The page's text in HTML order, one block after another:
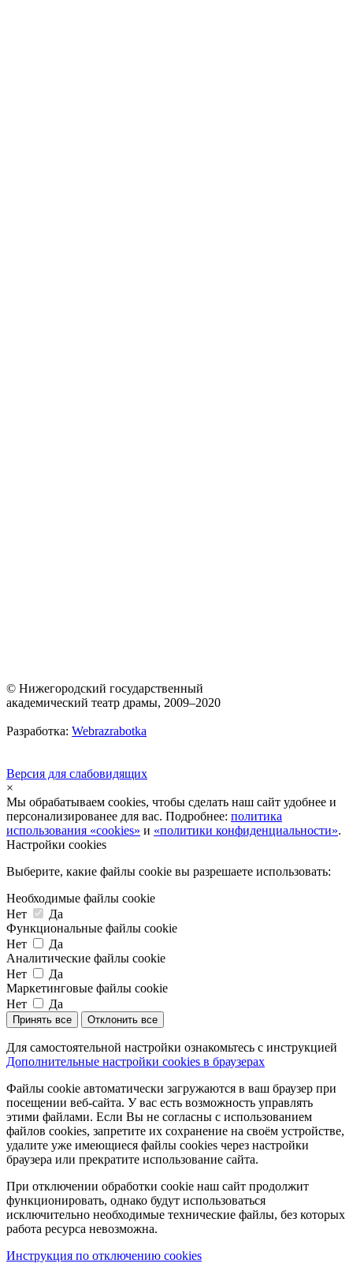
© Нижегородский государственный
академический театр драмы, 2009–2020
Разработка: Webrazrabotka
Версия для слабовидящих
×
Мы обрабатываем cookies, чтобы сделать наш сайт удобнее и
персонализированее для вас. Подробнее: политика
использования «cookies» и «политики конфиденциальности».
Настройки cookies
Выберите, какие файлы cookie вы разрешаете использовать:
Необходимые файлы cookie
Нет
Да
Функциональные файлы cookie
Нет
Да
Аналитические файлы cookie
Нет
Да
Маркетинговые файлы cookie
Нет
Да
Принять все Отклонить все
Для самостоятельной настройки ознакомьтесь с инструкцией
Дополнительные настройки cookies в браузерах
Файлы cookie автоматически загружаются в ваш браузер при
посещении веб-сайта. У вас есть возможность управлять
этими файлами. Если Вы не согласны с использованием
файлов cookies, запретите их сохранение на своём устройстве,
удалите уже имеющиеся файлы cookies через настройки
браузера или прекратите использование сайта.
При отключении обработки cookie наш сайт продолжит
функционировать, однако будут использоваться
исключительно необходимые технические файлы, без которых
работа ресурса невозможна.
Инструкция по отключению cookies